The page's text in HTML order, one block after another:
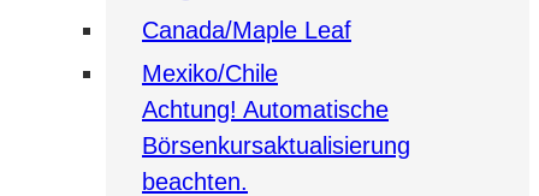
Canada/Maple Leaf
Mexiko/Chile
Achtung! Automatische
Börsenkursaktualisierung
beachten.